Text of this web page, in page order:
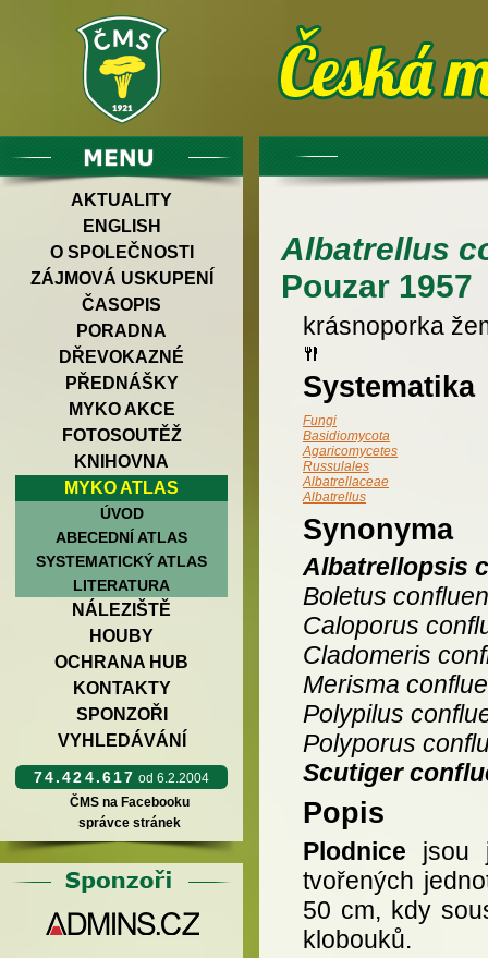
AKTUALITY
ENGLISH
O SPOLEČNOSTI
ZÁJMOVÁ USKUPENÍ
ČASOPIS
PORADNA
DŘEVOKAZNÉ
PŘEDNÁŠKY
MYKO AKCE
FOTOSOUTĚŽ
KNIHOVNA
MYKO ATLAS
ÚVOD
ABECEDNÍ ATLAS
SYSTEMATICKÝ ATLAS
LITERATURA
NÁLEZIŠTĚ
HOUBY
OCHRANA HUB
KONTAKTY
SPONZOŘI
VYHLEDÁVÁNÍ
74.424.617 od 6.2.2004
ČMS na Facebooku
správce stránek
Albatrellus
Pouzar 1957
krásnoporka
Systematika
Fungi
Basidiomycota
Agaricomycetes
Russulales
Albatrellaceae
Albatrellus
Synonyma
Albatrellopsis
Boletus
Caloporus
Cladomeris
Merisma
Polypilus
Polyporus
Scutiger
Popis
Plodnice jsou
tvořených
50 cm, kdy
klobouků.